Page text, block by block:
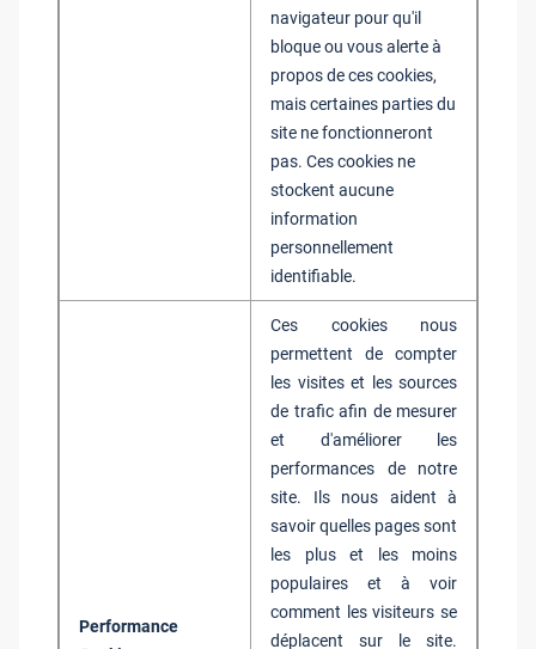
navigateur pour qu'il
bloque ou vous alerte à
propos de ces cookies,
mais certaines parties du
site ne fonctionneront
pas. Ces cookies ne
stockent aucune
information
personnellement
identifiable.
Performance
Ces cookies nous
permettent de compter
les visites et les sources
de trafic afin de mesurer
et d'améliorer les
performances de notre
site. Ils nous aident à
savoir quelles pages sont
les plus et les moins
populaires et à voir
comment les visiteurs se
déplacent sur le site.